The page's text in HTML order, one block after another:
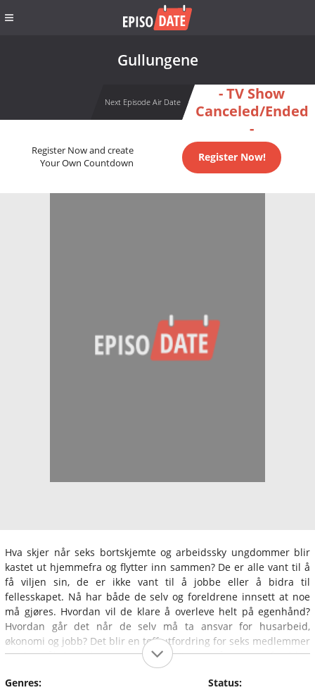
Gullungene
Next Episode Air Date
- TV Show
Canceled/Ended
-
Register Now and create
Your Own Countdown
Register Now!
Hva skjer når seks bortskjemte og arbeidssky ungdommer blir
kastet ut hjemmefra og flytter inn sammen? De er alle vant til å
få viljen sin, de er ikke vant til å jobbe eller å bidra til
fellesskapet. Nå har både de selv og foreldrene innsett at noe
må gjøres. Hvordan vil de klare å overleve helt på egenhånd?
Hvordan går det når de selv må ta ansvar for husarbeid,
økonomi og jobb? Det blir en tøff utfordring for seks medlemmer
av den såkalte "glasurgenerasjonen" som nå er uten foreldre,
facebook og venner. (Source: tvnorge)
Genres:
Status: